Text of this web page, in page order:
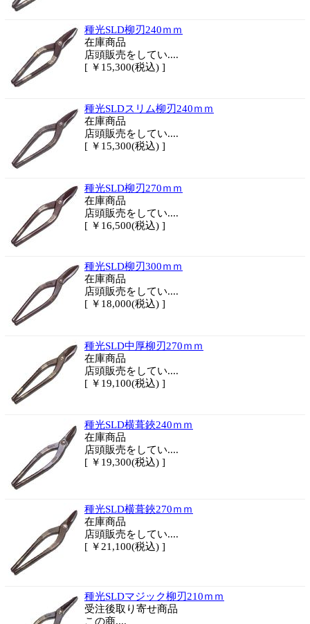
種光SLD柳刃240ｍｍ
在庫商品
店頭販売をしてい....
[ ￥15,300(税込) ]
種光SLDスリム柳刃240ｍｍ
在庫商品
店頭販売をしてい....
[ ￥15,300(税込) ]
種光SLD柳刃270ｍｍ
在庫商品
店頭販売をしてい....
[ ￥16,500(税込) ]
種光SLD柳刃300ｍｍ
在庫商品
店頭販売をしてい....
[ ￥18,000(税込) ]
種光SLD中厚柳刃270ｍｍ
在庫商品
店頭販売をしてい....
[ ￥19,100(税込) ]
種光SLD横葺鋏240ｍｍ
在庫商品
店頭販売をしてい....
[ ￥19,300(税込) ]
種光SLD横葺鋏270ｍｍ
在庫商品
店頭販売をしてい....
[ ￥21,100(税込) ]
種光SLDマジック柳刃210ｍｍ
受注後取り寄せ商品
この商....